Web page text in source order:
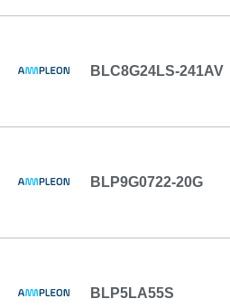
BLC8G24LS-241AV
BLP9G0722-20G
BLP5LA55S